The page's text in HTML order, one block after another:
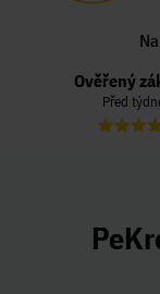
Ověřený
Před